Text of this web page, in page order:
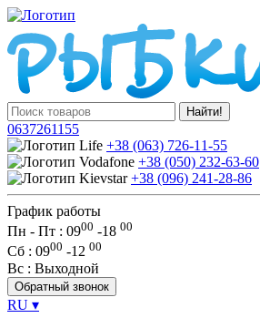
Найти!
0637261155
+38 (063) 726-11-55
+38 (050) 232-63-60
+38 (096) 241-28-86
График работы
Пн - Пт : 0900 -18 00
Сб : 0900 -12 00
Вс : Выходной
Обратный звонок
RU ▾